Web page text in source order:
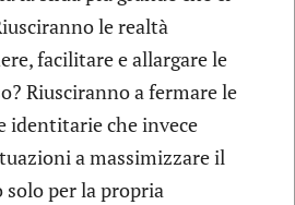
le realtà
facilitare e allargare le
Riusciranno a fermare le
identitarie che invece
a massimizzare il
per la propria